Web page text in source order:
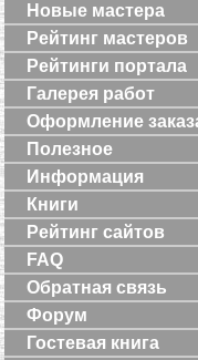
Новые мастера
Рейтинг мастеров
Рейтинги портала
Галерея работ
Оформление
Полезное
Информация
Книги
Рейтинг сайтов
FAQ
Обратная связь
Форум
Гостевая книга